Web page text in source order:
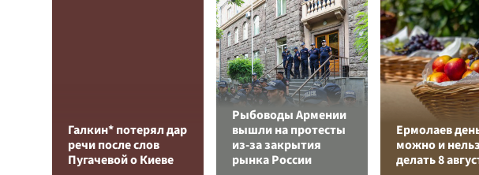
Галкин* потерял дар
речи после слов
Пугачевой о Киеве
Рыбоводы Армении
вышли на протесты
из-за закрытия
рынка России
Ермолаев
можно и
делать 8